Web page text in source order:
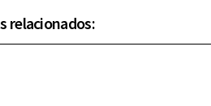
relacionados: